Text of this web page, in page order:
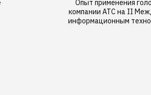
Опыт применения
компании АТС на II
информационным